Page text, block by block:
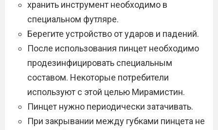
хранить инструмент необходимо в
специальном футляре.
Берегите устройство от ударов и падений.
После использования пинцет необходимо
продезинфицировать специальным
составом. Некоторые потребители
используют с этой целью Мирамистин.
Пинцет нужно периодически затачивать.
При закрывании между губками пинцета не